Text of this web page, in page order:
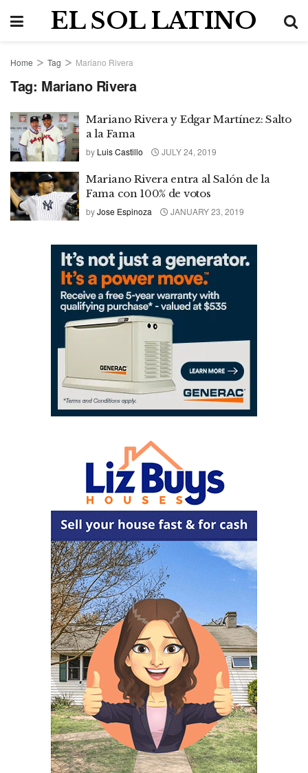
EL SOL LATINO
Home Tag Mariano Rivera
Tag: Mariano Rivera
Mariano Rivera y Edgar Martínez: Salto
a la Fama
by Luis Castillo JULY 24, 2019
Mariano Rivera entra al Salón de la
Fama con 100% de votos
byJose Espinoza JANUARY 23, 2019